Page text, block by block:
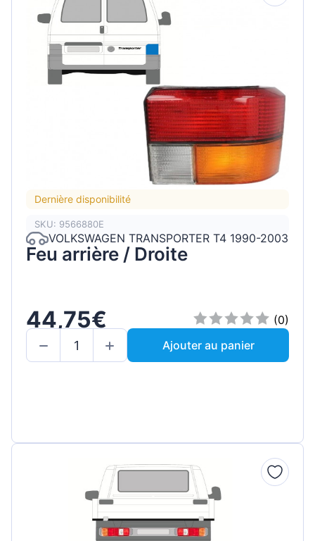
Dernière disponibilité
SKU: 9566880E
VOLKSWAGEN TRANSPORTER T4 1990-2003
Feu arrière / Droite
44,75€
(0)
Ajouter au panier